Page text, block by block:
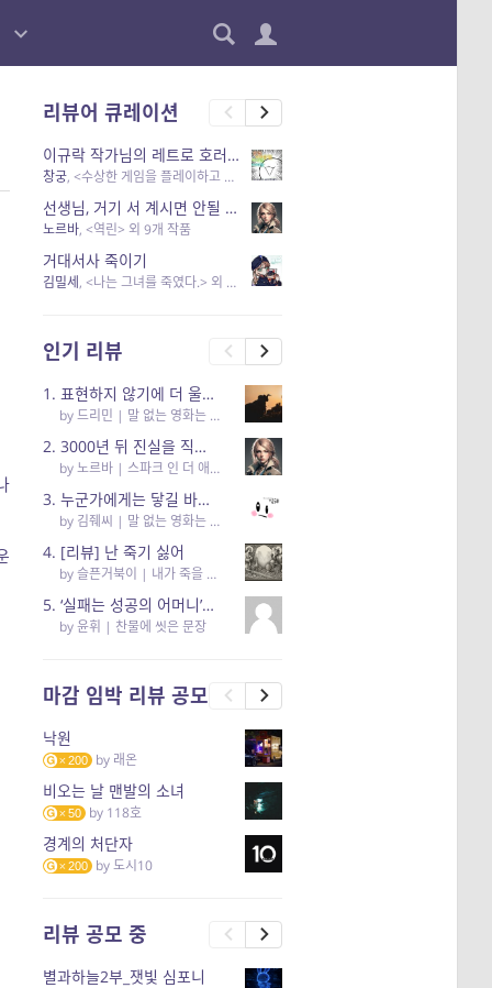
리뷰어 큐레이션
이규락 작가님의 레트로 호러 리뷰
창궁, <수상한 게임을 플레이하고 있어> 외 3개 작품
선생님, 거기 서 계시면 안될 것 같은데요-역할 클리셰를 비튼 작품들
노르바, <역린> 외 9개 작품
거대서사 죽이기
김밀세, <나는 그녀를 죽였다.> 외 1개 작품
인기 리뷰
1. 표현하지 않기에 더 울림이 있는
by드리민 | 말 없는 영화는 하룻밤에 몇 리를 갈 수 있을까
2. 3000년 뒤 진실을 직면하고 영혼까지 부서져버리는 소년의 성장통 (2부 리뷰)
by노르바 | 스파크 인 더 애쉬스(Spark in the ashes)
3. 누군가에게는 닿길 바라는 무성 영화
by 김줴씨 | 말 없는 영화는 하룻밤에 몇 리를 갈 수 있을까
4. [리뷰] 난 죽기 싫어
by슬픈거북이 | 내가 죽을 그날
5. ‘실패는 성공의 어머니’라는 옛말의 AI 버전.
by윤휘 | 찬물에 씻은 문장
마감 임박 리뷰 공모
낙원
200 by 래온
비오는 날 맨발의 소녀
50 by 118호
경계의 처단자
200 by도시10
리뷰 공모 중
별과하늘2부_잿빛 심포니